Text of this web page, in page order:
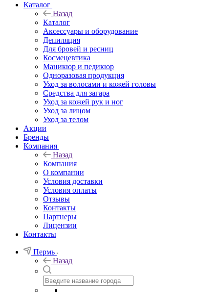
Каталог
Назад
Каталог
Аксессуары и оборудование
Депиляция
Для бровей и ресниц
Космецевтика
Маникюр и педикюр
Одноразовая продукция
Уход за волосами и кожей головы
Средства для загара
Уход за кожей рук и ног
Уход за лицом
Уход за телом
Акции
Бренды
Компания
Назад
Компания
О компании
Условия доставки
Условия оплаты
Отзывы
Контакты
Партнеры
Лицензии
Контакты
Пермь
Назад